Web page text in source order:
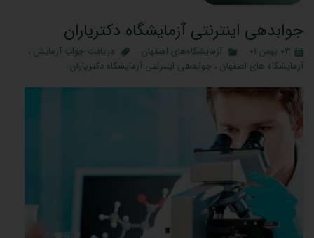
جوابدهی اینترنتی آزمایشگاه دکتریاران
۰۳ بهمن ۰۱ آزمایشگاه‌های اصفهان دریافت جواب آزمایش ،
آزمایشگاه های اصفهان ، جوابدهی اینترنتی آزمایشگاه دکتریاران